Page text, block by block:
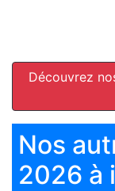
Découvrez
Nos
2026 à